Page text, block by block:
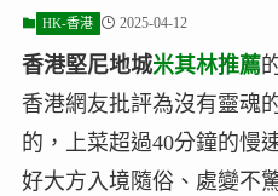
HK-香港 2025-04-12
香港堅尼地城米其林推薦
香港網友批評為沒有靈魂
的，上菜超過40分鐘的慢
好大方入境隨俗、處變不